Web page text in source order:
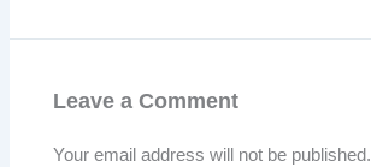
Leave a Comment
Your email address will not be published.